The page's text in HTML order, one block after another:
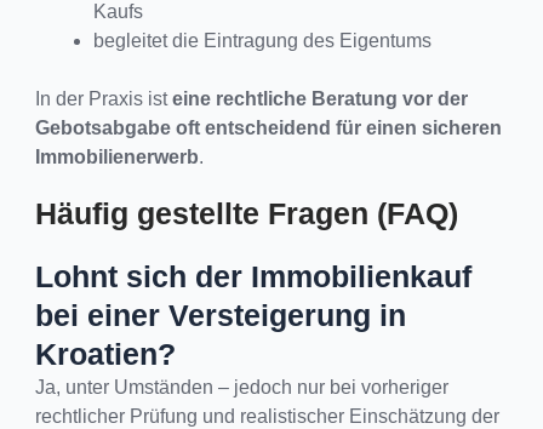
Kaufs
begleitet die Eintragung des Eigentums
In der Praxis isteine rechtliche Beratung vor der
Gebotsabgabe oft entscheidend für einen sicheren
Immobilienerwerb.
Häufig gestellte Fragen (FAQ)
Lohnt sich der Immobilienkauf
bei einer Versteigerung in
Kroatien?
Ja, unter Umständen – jedoch nur bei vorheriger
rechtlicher Prüfung und realistischer Einschätzung der